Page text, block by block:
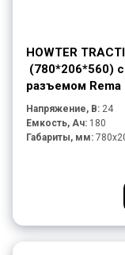
HOWTER
(780*206*560)
разъемом Rema
Напряжение, В: 24
Емкость, Ач: 180
Габариты, мм: